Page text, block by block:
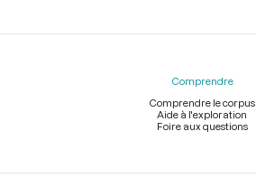
Comprendre
Comprendre le corpus
Aide à l'exploration
Foire aux questions